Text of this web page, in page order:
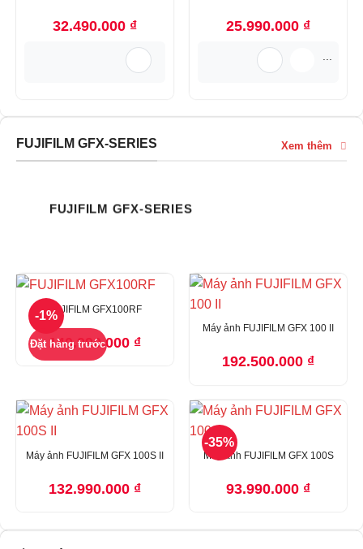
32.490.000 ₫ 25.990.000 ₫
...
FUJIFILM GFX-SERIES Xem thêm
FUJIFILM GFX-SERIES
-1%
Đặt hàng trước
FUJIFILM GFX100RF
140.990.000 ₫
Máy ảnh FUJIFILM GFX 100 II
192.500.000 ₫
Máy ảnh FUJIFILM GFX 100S II
132.990.000 ₫
-35%
Máy ảnh FUJIFILM GFX 100S
93.990.000 ₫